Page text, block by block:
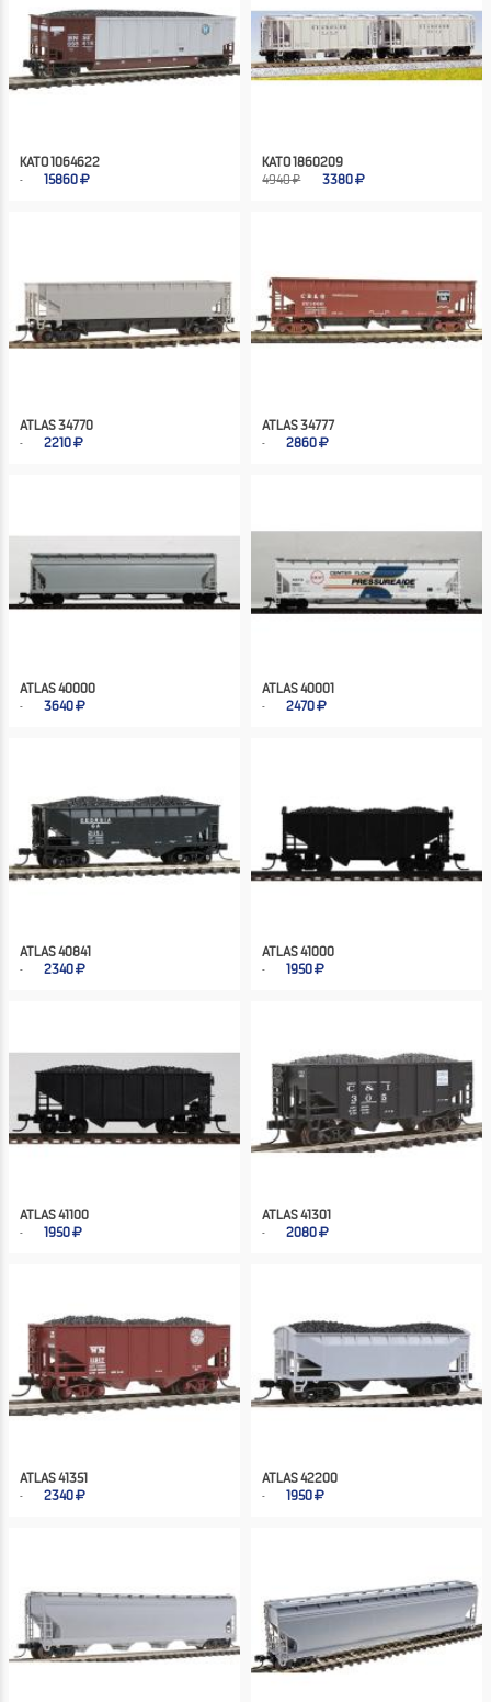
KATO 1064622
15860
KATO 1860209
4940 ₽
3380
ATLAS 34770
2210
ATLAS 34777
2860
ATLAS 40000
3640
ATLAS 40001
2470
ATLAS 40841
2340
ATLAS 41000
1950
ATLAS 41100
1950
ATLAS 41301
2080
ATLAS 41351
2340
ATLAS 42200
1950